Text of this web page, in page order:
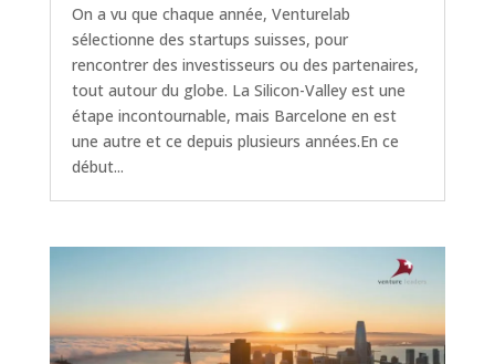
On a vu que chaque année, Venturelab
sélectionne des startups suisses, pour
rencontrer des investisseurs ou des partenaires,
tout autour du globe. La Silicon-Valley est une
étape incontournable, mais Barcelone en est
une autre et ce depuis plusieurs années.En ce
début...